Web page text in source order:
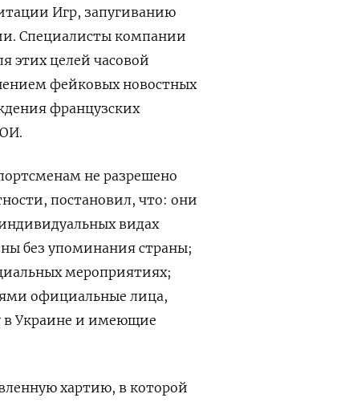
Игр, запугиванию
Специалисты компании
этих целей часовой
фейковых новостных
французских
не разрешено
постановил, что: они
видах
без упоминания страны;
мероприятиях;
официальные лица,
в Украине и имеющие
хартию, в которой